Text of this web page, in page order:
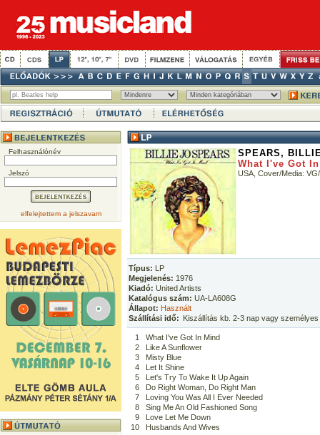
Felhasználónév
Jelszó
elfelejtettem a jelszavam
SPEARS,
What I've Got
USA, Cover/Media:
Típus: LP
Megjelenés: 1976
Kiadó: United Artists
Katalógus szám: UA-LA608G
Állapot: Használt
Szállítási idő: Kiszállítás kb. 2-3 nap vagy
1
What I've Got In Mind
2
Like A Sunflower
3
Misty Blue
4
Let It Shine
5
Let's Try To Wake It Up Again
6
Do Right Woman, Do Right Man
7
Loving You Was All I Ever Needed
8
Sing Me An Old Fashioned Song
9
Love Let Me Down
10
Husbands And Wives